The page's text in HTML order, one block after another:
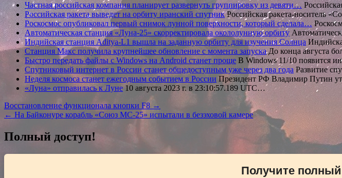
Частная российская компания планирует развернуть группировку из девяти…
Российская ракета выведет на орбиту иранский спутникРоссийская ракета-носитель
Роскосмос опубликовал первый снимок лунной поверхности, который сделала…
Автоматическая станция «Луна-25» скорректировала окололунную орбиту
Индийская станция Aditya-L1 вышла на заданную орбиту для изучения Солнца
Станция Макс получила крупнейшее обновление с момента запускаДо конца августа
Быстро передать файлы с Windows на Android станет проще В Windows 11/10 появится
Спутниковый интернет в России станет общедоступным уже через два года Развитие
Неделя космоса станет ежегодным событием в России Президент РФ Владимир Путин
«Луна» отправилась к Луне10 августа 2023 г. в 23:10:57.189 UTC…
Навигация
по
записям
Восстановление функционала кнопки F8 →
← На Байконуре корабль «Союз МС-25» испытали в безэховой камере
Полный доступ!
Получите